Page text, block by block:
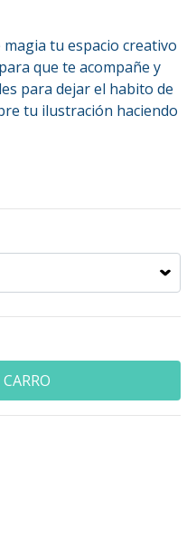
tu espacio creativo
que te acompañe y
para dejar el habito de
tu ilustración haciendo